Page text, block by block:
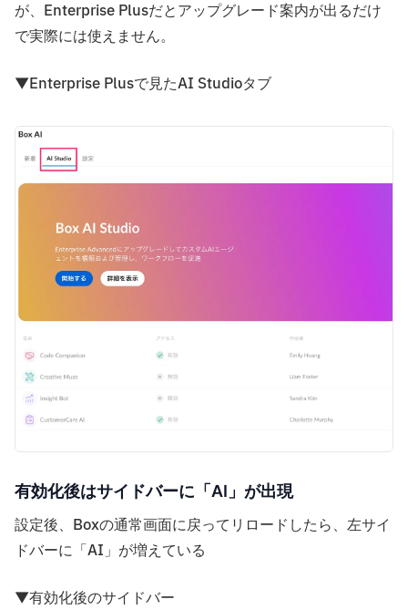
が、Enterprise Plusだとアップグレード案内が出るだけ
で実際には使えません。
▼Enterprise Plusで見たAI Studioタブ
有効化後はサイドバーに「AI」が出現
設定後、Boxの通常画面に戻ってリロードしたら、左サイ
ドバーに「AI」が増えている
▼有効化後のサイドバー